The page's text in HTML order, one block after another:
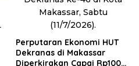
Perputaran Ekonomi HUT
Dekranas di Makassar
Diperkirakan Capai Rp100